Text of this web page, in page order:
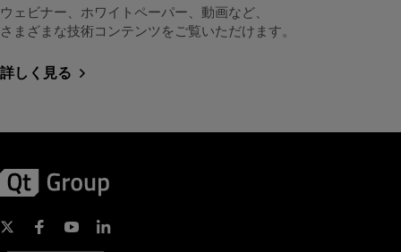
ウェビナー、ホワイトペーパー、動画など、
さまざまな技術コンテンツをご覧いただけます。
詳しく見る